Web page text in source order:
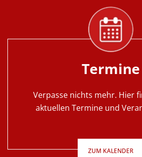
Termine
Verpasse nichts mehr. Hier
aktuellen Termine und
ZUM KALENDER